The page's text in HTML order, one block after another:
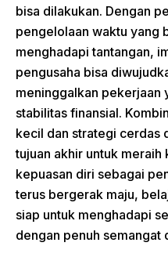
bisa dilakukan. Dengan
pengelolaan waktu yang
menghadapi tantangan,
pengusaha bisa
meninggalkan pekerjaan
stabilitas finansial.
kecil dan strategi cerdas
tujuan akhir untuk meraih
kepuasan diri sebagai
terus bergerak maju,
siap untuk menghadapi
dengan penuh semangat